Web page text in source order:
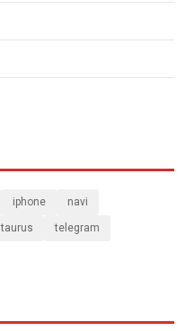
iphone navi
taurus telegram